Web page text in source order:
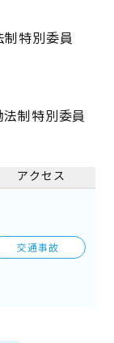
制特別委員
制特別委員
アクセス
交通事故